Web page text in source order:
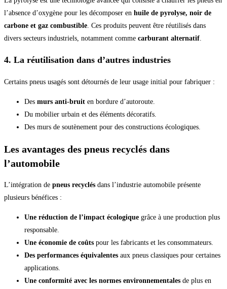
l’absence d’oxygène pour les décomposer en huile de pyrolyse, noir de
carbone et gaz combustible. Ces produits peuvent être réutilisés dans
divers secteurs industriels, notamment comme carburant alternatif.
4. La réutilisation dans d’autres industries
Certains pneus usagés sont détournés de leur usage initial pour fabriquer :
Des murs anti-bruit en bordure d’autoroute.
Du mobilier urbain et des éléments décoratifs.
Des murs de soutènement pour des constructions écologiques.
Les avantages des pneus recyclés dans
l’automobile
L’intégration de pneus recyclés dans l’industrie automobile présente
plusieurs bénéfices :
Une réduction de l’impact écologique grâce à une production plus
responsable.
Une économie de coûts pour les fabricants et les consommateurs.
Des performances équivalentes aux pneus classiques pour certaines
applications.
Une conformité avec les normes environnementales de plus en